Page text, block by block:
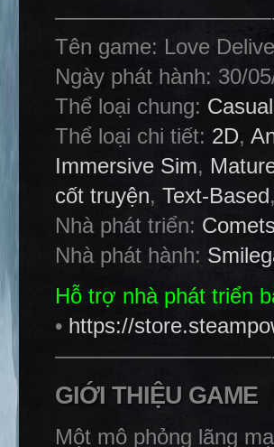
Tên game: Love
Ngày phát hành: 30/
Thể loại chung: Casual
Thể loại chi tiết: 2D,
Immersive Sim,
cốt truyện, Text-Based,
Nhà phát triển:
Nhà phát hành:
Hỗ trợ nhà phát triển
• https://
GIỚI THIỆU GAME
Một mô phỏng lãng